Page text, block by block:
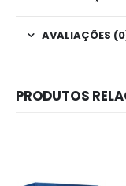
AVALIAÇÕES
PRODUTOS